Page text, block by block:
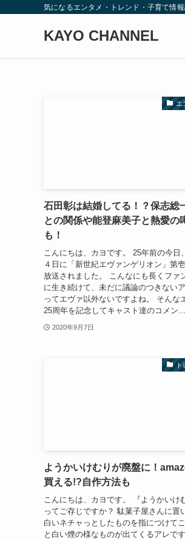
気になるエンタメ・トレンド・子育て情報
KAYO CHANNEL
エ
石田彰は結婚してる！？保志総
との関係や能登麻美子と熱愛の
も！
こんにちは、カヨです。 25年前の今日
４日に「新世紀エヴァンゲリオン」第
放送されました。 こんなにも長くファ
に生き続けて、未だに議論のつきない
ってエヴァ以外ないですよね。 そんな
25周年を記念してキャスト達のコメン...
2020年9月7日
ト
ようかいけむりが廃盤に！
買える!?自作方法も
こんにちは、カヨです。 『ようかいけ
ってご存じですか？ 駄菓子屋さんに置
白いネチャっとしたものを指につけて
と白い煙の様なものが出てくるアレで